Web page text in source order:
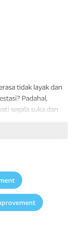
tidak layak dan
Padahal,
segala suka dan
tim yang mereka
itu, buku ini
beberapa